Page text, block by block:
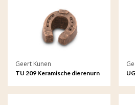
Geert Kunen
TU 209 Keramische dierenurn